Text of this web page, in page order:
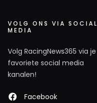
VOLG ONS VIA SOCIAL
MEDIA
Volg RacingNews365 via je
favoriete social media
kanalen!
Facebook